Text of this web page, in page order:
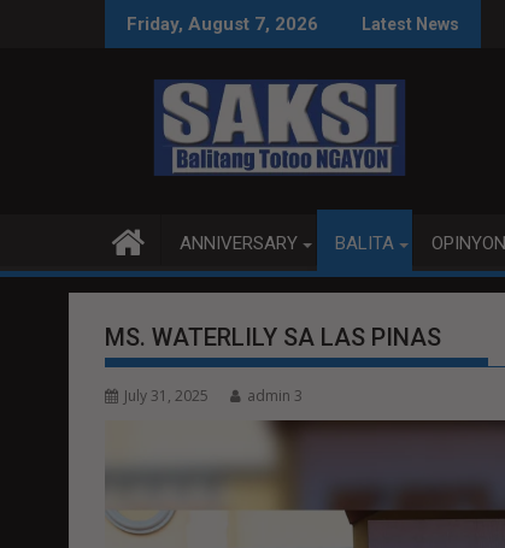
Friday, August 7, 2026 Latest News
paggastos susi sa pag-unladPANANAMPALATAYA
ANNIVERSARY BALITA OPINYON
MS. WATERLILY SA LAS PINAS
July 31, 2025 admin 3